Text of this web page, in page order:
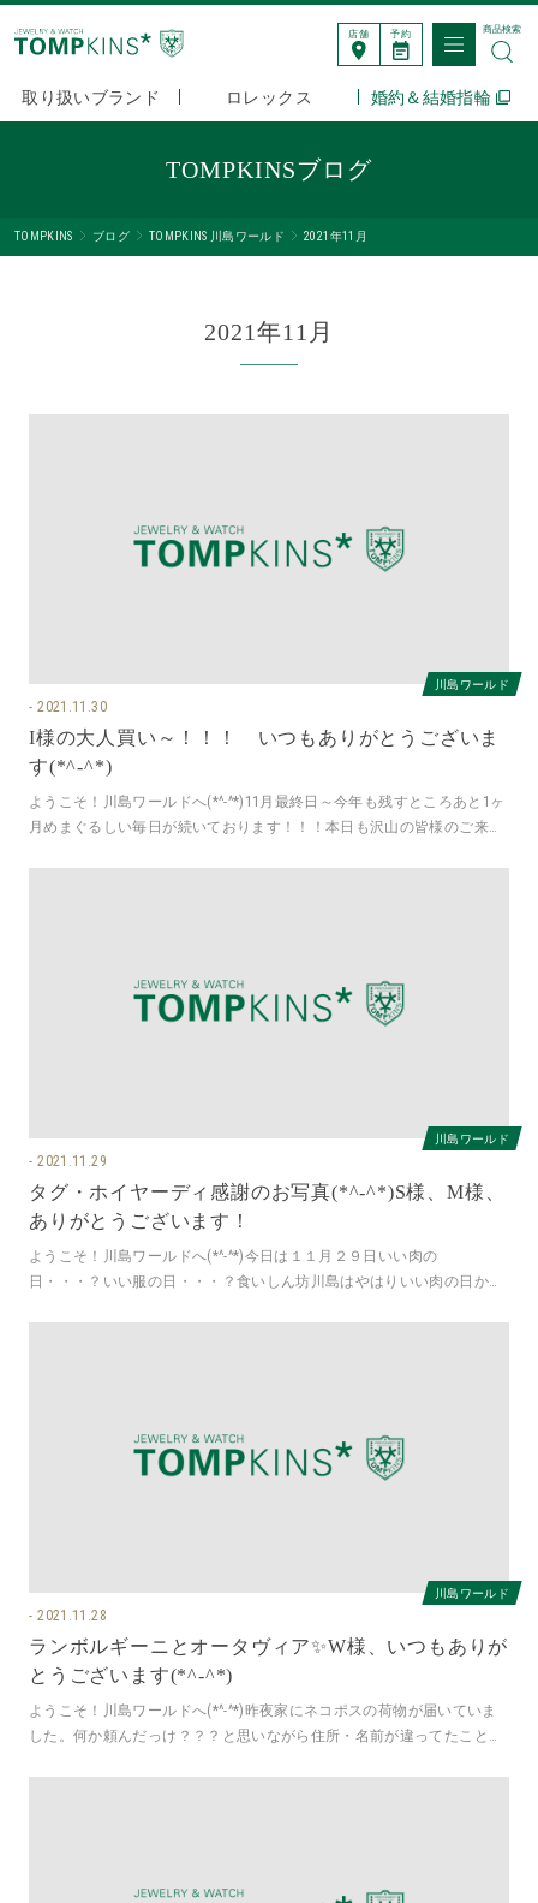
店舗 予約
取り扱いブランド ロレックス 婚約＆結婚指輪
商品検索
TOMPKINSブログ
TOMPKINS ブログ TOMPKINS 川島ワールド 2021年11月
2021年11月
川島ワールド
2021.11.30
I様の大人買い～！！！ いつもありがとうございま
す(*^-^*)
ようこそ！川島ワールドへ(*^-^*)11月最終日～今年も残すところあと1ヶ
月めまぐるしい毎日が続いております！！！本日も沢山の皆様のご来店
川島ワールド
2021.11.29
タグ・ホイヤーディ感謝のお写真(*^-^*)S様、M様、
ありがとうございます！
ようこそ！川島ワールドへ(*^-^*)今日は１１月２９日いい肉の
日・・・？いい服の日・・・？食いしん坊川島はやはりいい肉の日かな
川島ワールド
2021.11.28
ランボルギーニとオータヴィア✨W様、いつもありが
とうございます(*^-^*)
ようこそ！川島ワールドへ(*^-^*)昨夜家にネコポスの荷物が届いていま
した。何か頼んだっけ？？？と思いながら住所・名前が違ってたことを